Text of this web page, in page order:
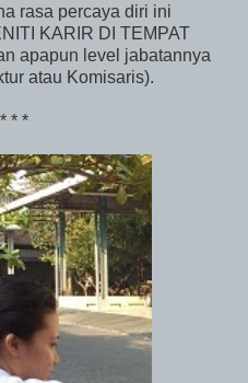
rasa percaya diri ini
KARIR DI TEMPAT
apapun level jabatannya
atau Komisaris).
* *